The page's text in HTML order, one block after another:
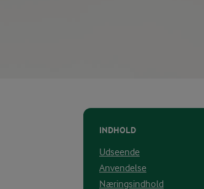
INDHOLD
Udseende
Anvendelse
Næringsindhold